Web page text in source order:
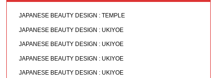
JAPANESE BEAUTY DESIGN : TEMPLE
JAPANESE BEAUTY DESIGN : UKIYOE
JAPANESE BEAUTY DESIGN : UKIYOE
JAPANESE BEAUTY DESIGN : UKIYOE
JAPANESE BEAUTY DESIGN : UKIYOE